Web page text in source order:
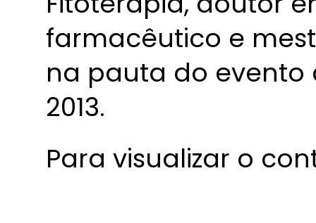
farmacêutico e
na pauta do evento
2013.
Para visualizar o